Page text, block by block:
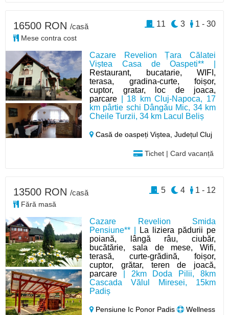
Cazare Revelion Țara Călatei
Viștea Casa de Oaspeti** |
Restaurant, bucatarie, WIFI,
terasa, gradina-curte, foișor,
cuptor, gratar, loc de joaca,
parcare | 18 km Cluj-Napoca, 17
km pârtie schi Dângău Mic, 34 km
Cheile Turzii, 34 km Lacul Beliș
Casă de oaspeți Viștea,Județul Cluj
Tichet | Card vacanță
16500 RON /casă
Mese contra cost
1 - 30
3
11
Cazare Revelion Smida
Pensiune** |
La liziera pădurii pe
poiană, lângă râu, ciubăr,
bucătărie, sala de mese, Wifi,
terasă, curte-grădină, foișor,
cuptor, grătar, teren de joacă,
parcare | 2km Doda Pilii, 8km
Cascada Vălul Miresei, 15km
Padiș
Pensiune Ic Ponor Padis
Wellness
13500 RON /casă
Fără masă
1 - 12
4
5